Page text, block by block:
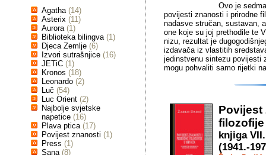
Agatha (14)
Asterix (11)
Aurora (1)
Biblioteka bilingva (1)
Djeca Zemlje (6)
Izvori sutrašnjice (16)
JETiC (1)
Kronos (18)
Leonardo (2)
Luč (54)
Luc Orient (2)
Najbolje svjetske
napetice (16)
Plava ptica (17)
Povijest znanosti (1)
Press (1)
Sana (8)
Ovo je
povijesti znanosti i prirodne
nadasve stručan, sustavan,
one koje su joj prethodile te
nizu, rezultat je
izdavača iz vlastitih
jedinstvenu sintezu povijesti
mogu pohvaliti samo rijetki
Povijest
filozofije
knjiga
(1941.-